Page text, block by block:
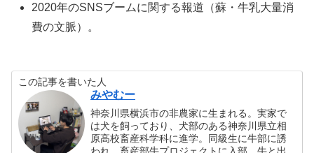
2020年のSNSブームに関する報道（蘇・牛乳大量消
費の文脈）。
この記事を書いた人
みやむー
神奈川県横浜市の非農家に生まれる。実家で
は犬を飼っており、犬部のある神奈川県立相
原高校畜産科学科に進学。同級生に牛部に誘
われ、畜産部牛プロジェクトに入部。牛と出